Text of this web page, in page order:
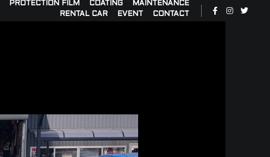
PROTECTION FILM COATING
MAINTENANCE
RENTAL CAR
EVENT CONTACT